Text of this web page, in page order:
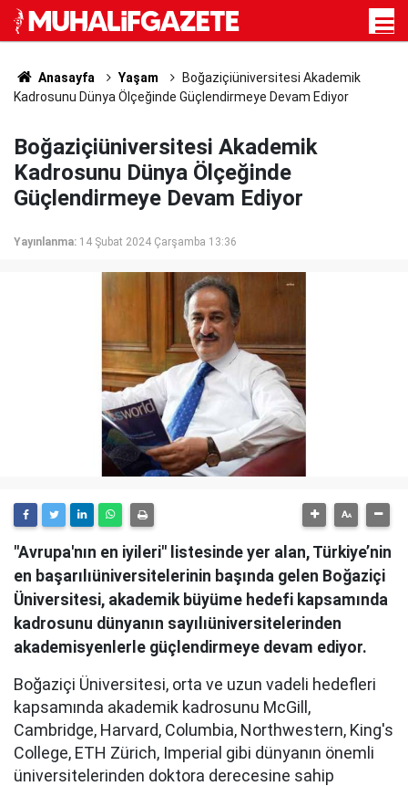
Anasayfa Yaşam
Boğaziçiüniversitesi Akademik
Kadrosunu Dünya Ölçeğinde Güçlendirmeye Devam Ediyor
Boğaziçiüniversitesi Akademik
Kadrosunu Dünya Ölçeğinde
Güçlendirmeye Devam Ediyor
Yayınlanma: 14 Şubat 2024 Çarşamba 13:36
"Avrupa'nın en iyileri" listesinde yer alan, Türkiye’nin
en başarılıüniversitelerinin başında gelen Boğaziçi
Üniversitesi, akademik büyüme hedefi kapsamında
kadrosunu dünyanın sayılıüniversitelerinden
akademisyenlerle güçlendirmeye devam ediyor.
Boğaziçi Üniversitesi, orta ve uzun vadeli hedefleri
kapsamında akademik kadrosunu McGill,
Cambridge, Harvard, Columbia, Northwestern, King's
College, ETH Zürich, Imperial gibi dünyanın önemli
üniversitelerinden doktora derecesine sahip